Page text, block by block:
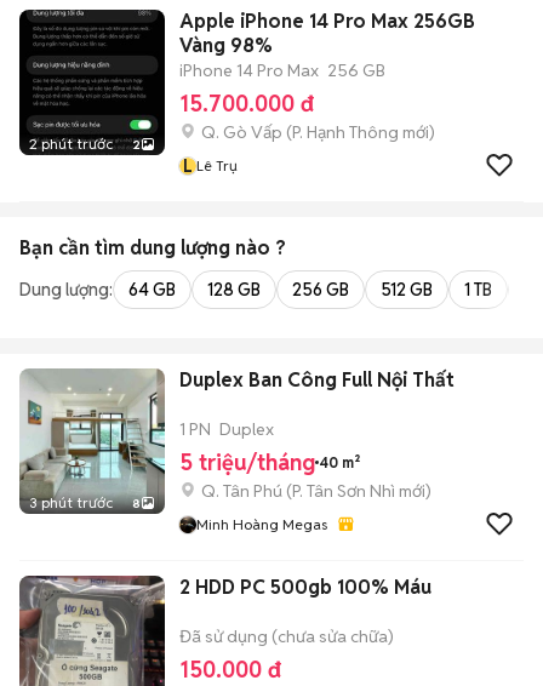
2 phút trước 2
Apple iPhone 14 Pro Max 256GB
Vàng 98%
iPhone 14 Pro Max 256 GB
15.700.000 đ
Q. Gò Vấp (P. Hạnh Thông mới)
L Lê Trụ
Bạn cần tìm dung lượng nào ?
Dung lượng: 64 GB 128 GB 256 GB 512 GB 1 TB
3 phút trước 8
Duplex Ban Công Full Nội Thất
1 PN Duplex
5 triệu/tháng 40 m²
Q. Tân Phú (P. Tân Sơn Nhì mới)
Minh Hoàng Megas
2 HDD PC 500gb 100% Máu
Đã sử dụng (chưa sửa chữa)
150.000 đ